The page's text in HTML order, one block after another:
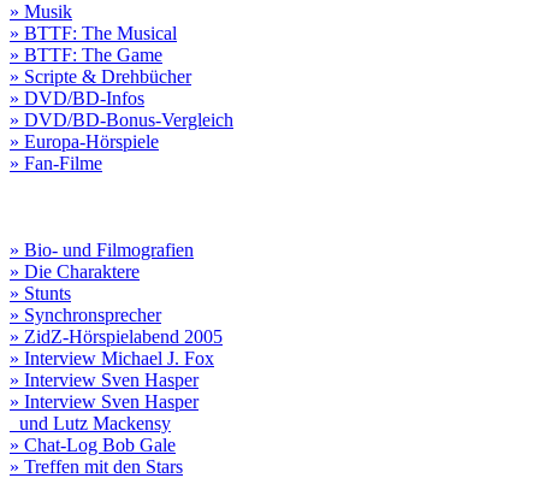
» Musik
» BTTF: The Musical
» BTTF: The Game
» Scripte & Drehbücher
» DVD/BD-Infos
» DVD/BD-Bonus-Vergleich
» Europa-Hörspiele
» Fan-Filme
» Bio- und Filmografien
» Die Charaktere
» Stunts
» Synchronsprecher
» ZidZ-Hörspielabend 2005
» Interview Michael J. Fox
» Interview Sven Hasper
» Interview Sven Hasper
und Lutz Mackensy
» Chat-Log Bob Gale
» Treffen mit den Stars